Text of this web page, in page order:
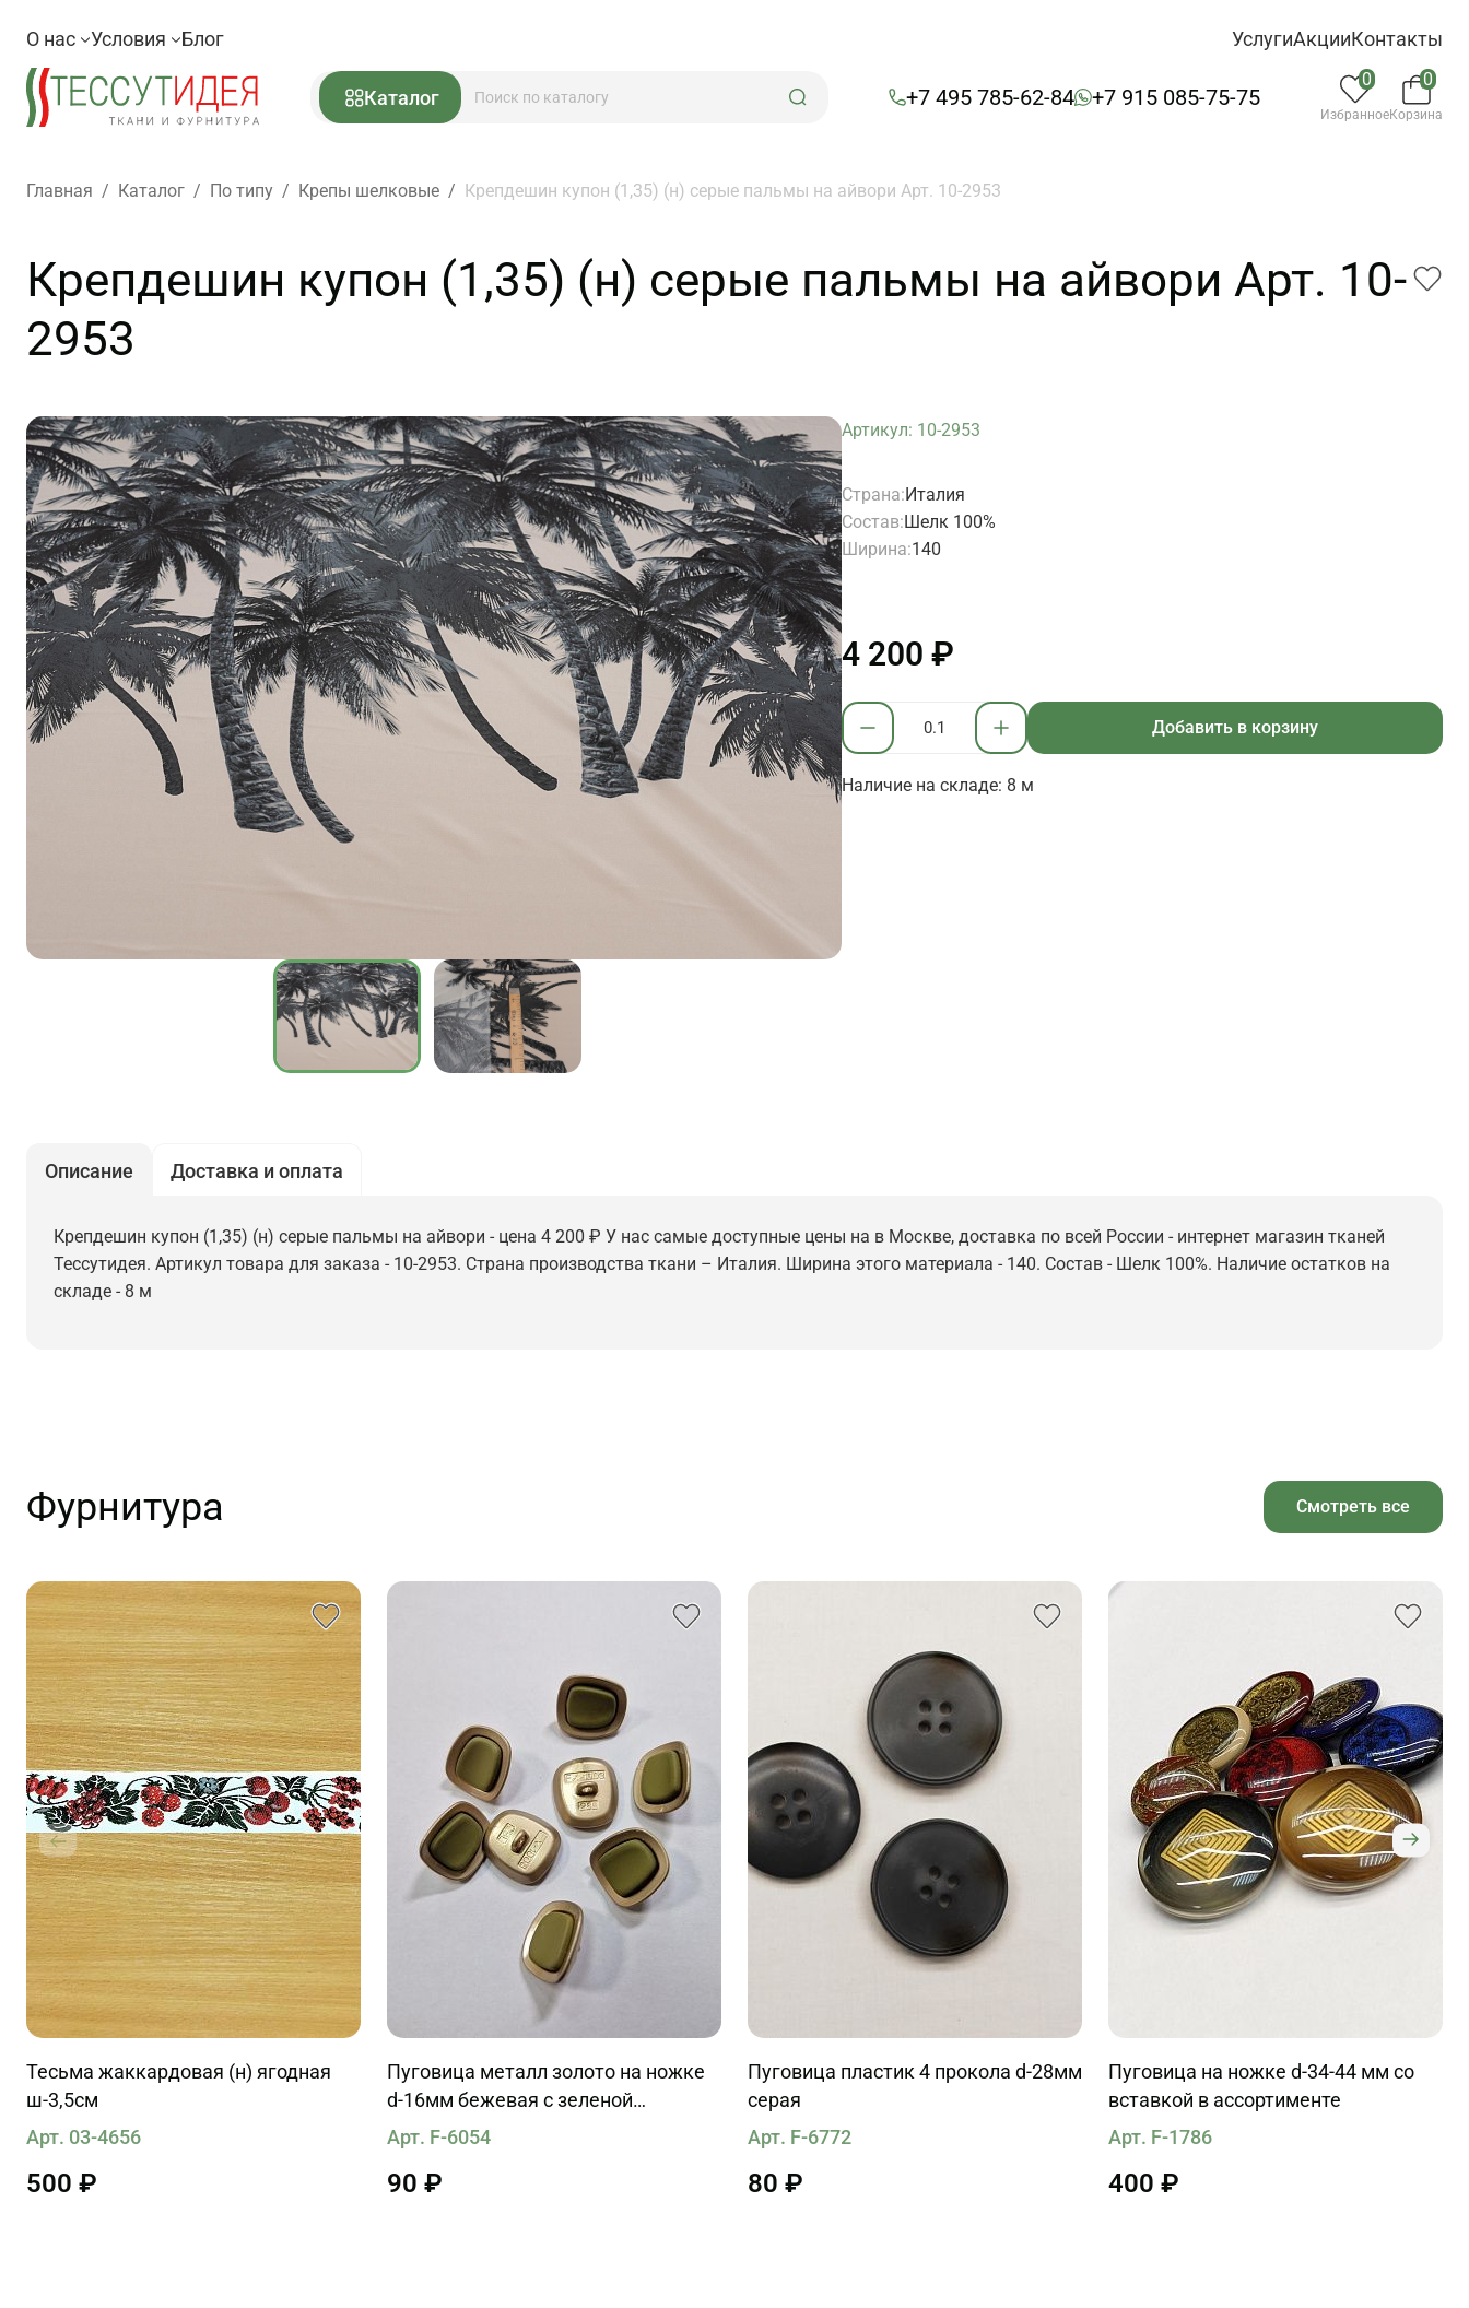
О нас Условия Блог УслугиАкцииКонтакты
Каталог +7 495 785-62-84 +7 915 085-75-75
0
Избранное
0
Корзина
Главная / Каталог / По типу / Крепы шелковые / Крепдешин купон (1,35) (н) серые пальмы на айвори Арт. 10-2953
Крепдешин купон (1,35) (н) серые пальмы на айвори Арт. 10-
2953
Артикул: 10-2953
Страна:Италия
Состав:Шелк 100%
Ширина:140
4 200 ₽
Добавить в корзину
Наличие на складе: 8 м
Описание Доставка и оплата
Крепдешин купон (1,35) (н) серые пальмы на айвори - цена 4 200 ₽ У нас самые доступные цены на в Москве, доставка по всей России - интернет магазин тканей
Тессутидея. Артикул товара для заказа - 10-2953. Страна производства ткани – Италия. Ширина этого материала - 140. Состав - Шелк 100%. Наличие остатков на
складе - 8 м
Фурнитура Смотреть все
Тесьма жаккардовая (н) ягодная
ш-3,5см
Арт. 03-4656
500 ₽
Пуговица металл золото на ножке
d-16мм бежевая с зеленой
вставкой
Арт. F-6054
90 ₽
Пуговица пластик 4 прокола d-28мм
серая
Арт. F-6772
80 ₽
Пуговица на ножке d-34-44 мм со
вставкой в ассортименте
Арт. F-1786
400 ₽